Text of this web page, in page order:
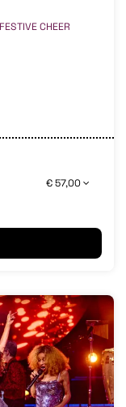
CHEER
€ 57,00